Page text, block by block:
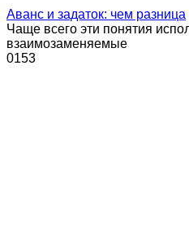
Аванс и задаток: чем разница
Чаще всего эти понятия
взаимозаменяемые
0153